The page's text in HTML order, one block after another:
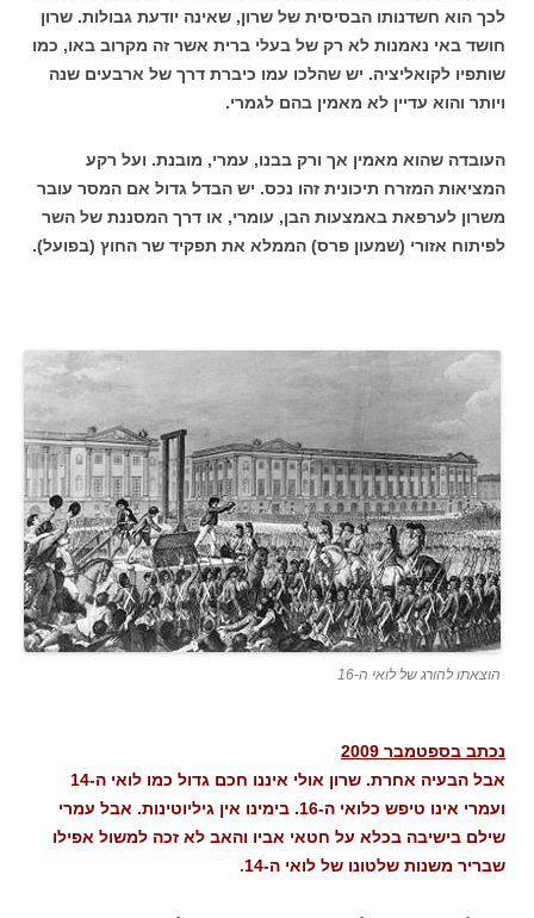
לכך הוא חשדנותו הבסיסית של שרון, שאינה יודעת גבולות. שרון
חושד באי נאמנות לא רק של בעלי ברית אשר זה מקרוב באו, כמו
שותפיו לקואליציה. יש שהלכו עמו כיברת דרך של ארבעים שנה
ויותר והוא עדיין לא מאמין בהם לגמרי.
העובדה שהוא מאמין אך ורק בבנו, עמרי, מובנת. ועל רקע
המציאות המזרח תיכונית זהו נכס. יש הבדל גדול אם המסר עובר
משרון לערפאת באמצעות הבן, עומרי, או דרך המסננת של השר
לפיתוח אזורי (שמעון פרס) הממלא את תפקיד שר החוץ (בפועל).
הוצאתו להורג של לואי ה-16
נכתב בספטמבר 2009
אבל הבעיה אחרת. שרון אולי איננו חכם גדול כמו לואי ה-14
ועמרי אינו טיפש כלואי ה-16. בימינו אין גיליוטינות. אבל עמרי
שילם בישיבה בכלא על חטאי אביו והאב לא זכה למשול אפילו
שבריר משנות שלטונו של לואי ה-14
.